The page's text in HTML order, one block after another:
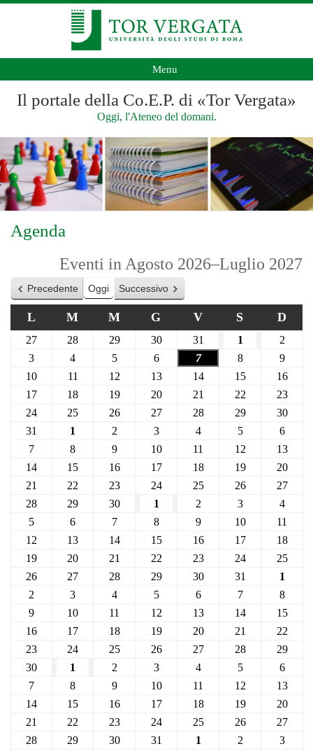
Menu
Il portale della Co.E.P. di «Tor Vergata»
Oggi, l'Ateneo del domani.
Agenda
Eventi in Agosto 2026–Luglio 2027
Precedente Oggi Successivo
L M M G V S D
27 28 29 30 31 1
2
3
4 5 6 7 8
9
10
11 12 13 14 15
16
17
18 19 20 21 22
23
24
25 26 27 28 29
30
31
1 2 3 4 5
6
7
8 9 10 11 12
13
14
15 16 17 18 19
20
21
22 23 24 25 26
27
28
29 30 1 2 3
4
5
6 7 8 9 10
11
12
13 14 15 16 17
18
19
20 21 22 23 24
25
26
27 28 29 30 31
1
2
3 4 5 6 7
8
9
10 11 12 13 14
15
16
17 18 19 20 21
22
23
24 25 26 27 28
29
30
1 2 3 4 5
6
7
8 9 10 11 12
13
14
15 16 17 18 19
20
21
22 23 24 25 26
27
28
29 30 31 1 2
3